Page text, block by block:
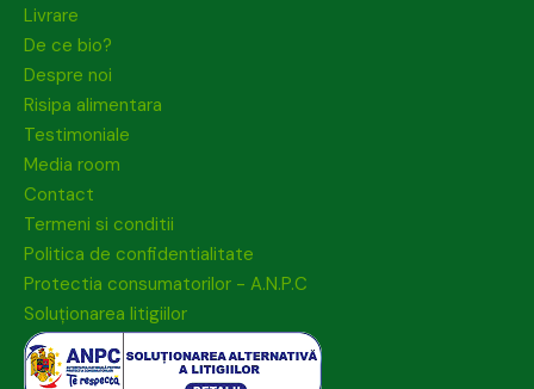
Livrare
De ce bio?
Despre noi
Risipa alimentara
Testimoniale
Media room
Contact
Termeni si conditii
Politica de confidentialitate
Protectia consumatorilor - A.N.P.C
Soluționarea litigiilor